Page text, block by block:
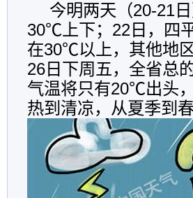
今明两天（20-21
30℃上下；22日，四
在30℃以上，其他地
26日下周五，全省总
气温将只有20℃出头
热到清凉，从夏季到